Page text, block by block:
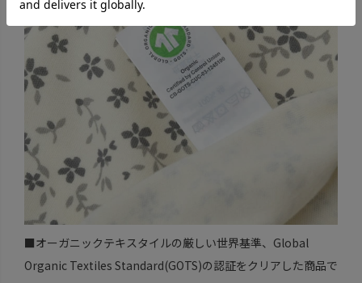
■オーガニックテキスタイルの厳しい世界基準、Global
Organic Textiles Standard(GOTS)の認証をクリアした商品で